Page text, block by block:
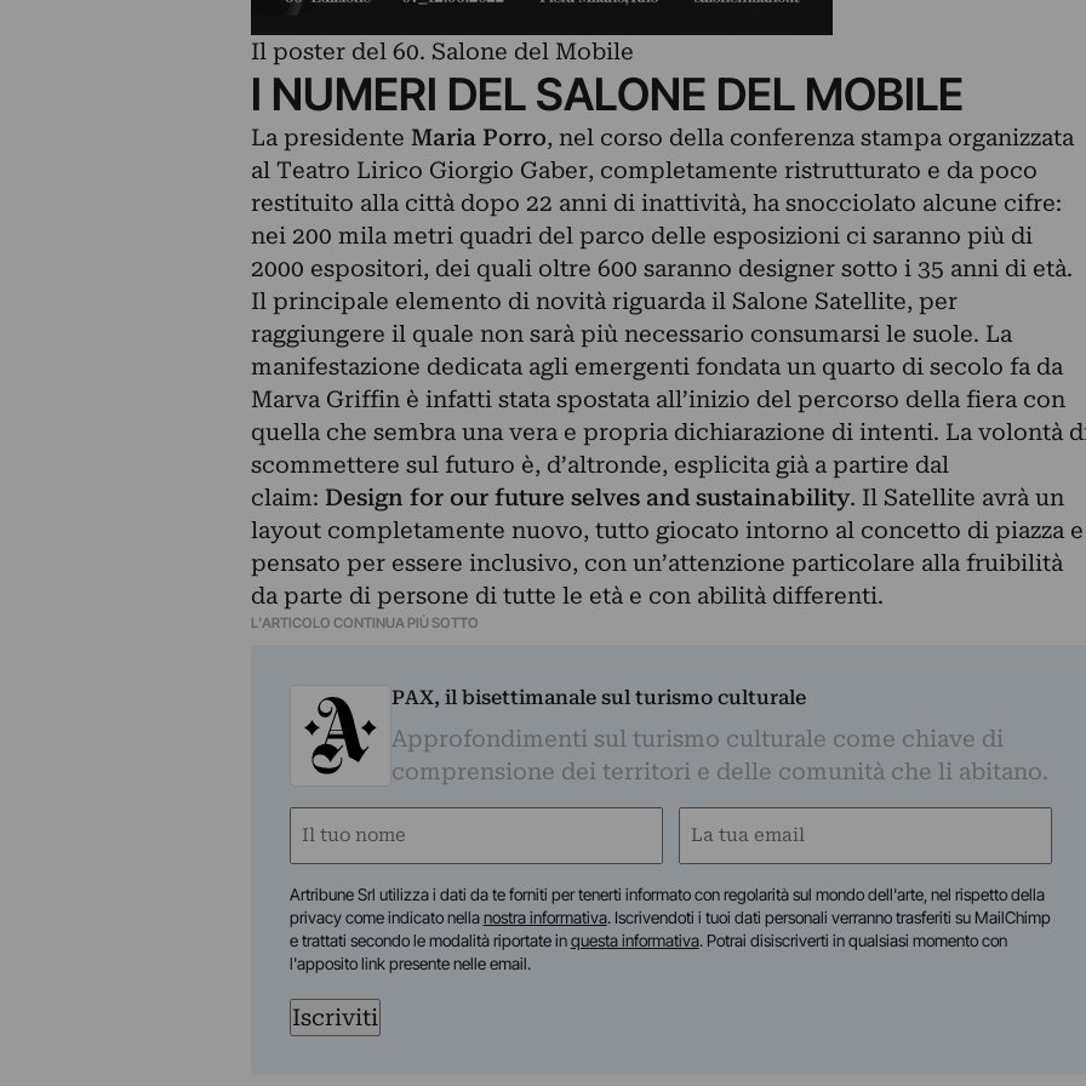
Il poster del 60. Salone del Mobile
I NUMERI DEL SALONE DEL MOBILE
La presidente Maria Porro, nel corso della conferenza stampa organizzata
al Teatro Lirico Giorgio Gaber, completamente ristrutturato e da poco
restituito alla città dopo 22 anni di inattività, ha snocciolato alcune cifre:
nei 200 mila metri quadri del parco delle esposizioni ci saranno più di
2000 espositori, dei quali oltre 600 saranno designer sotto i 35 anni di età.
Il principale elemento di novità riguarda il Salone Satellite, per
raggiungere il quale non sarà più necessario consumarsi le suole. La
manifestazione dedicata agli emergenti fondata un quarto di secolo fa da
Marva Griffin è infatti stata spostata all’inizio del percorso della fiera con
quella che sembra una vera e propria dichiarazione di intenti. La volontà
scommettere sul futuro è, d’altronde, esplicita già a partire dal
claim: Design for our future selves and sustainability. Il Satellite avrà un
layout completamente nuovo, tutto giocato intorno al concetto di piazza e
pensato per essere inclusivo, con un’attenzione particolare alla fruibilità
da parte di persone di tutte le età e con abilità differenti.
L'ARTICOLO CONTINUA PIÙ SOTTO
PAX, il bisettimanale sul turismo culturale
Approfondimenti sul turismo culturale come chiave di
comprensione dei territori e delle comunità che li abitano.
Nome
Email
Artribune Srl utilizza i dati da te forniti per tenerti informato con regolarità sul mondo dell'arte, nel rispetto della
privacy come indicato nellanostra informativa. Iscrivendoti i tuoi dati personali verranno trasferiti su MailChimp
e trattati secondo le modalità riportate inquesta informativa. Potrai disiscriverti in qualsiasi momento con
l'apposito link presente nelle email.
Iscriviti